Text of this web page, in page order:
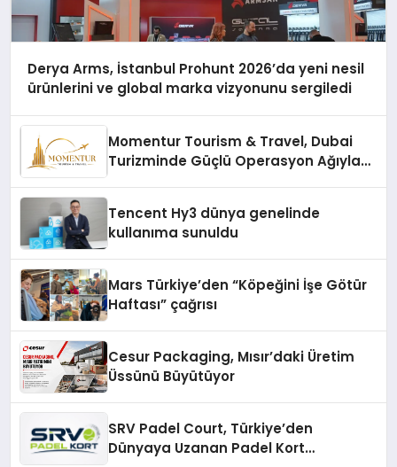
Derya Arms, İstanbul Prohunt 2026’da yeni nesil
ürünlerini ve global marka vizyonunu sergiledi
Momentur Tourism & Travel, Dubai
Turizminde Güçlü Operasyon Ağıyla
Tencent Hy3 dünya genelinde
kullanıma sunuldu
Mars Türkiye’den “Köpeğini İşe Götür
Haftası” çağrısı
Cesur Packaging, Mısır’daki Üretim
Üssünü Büyütüyor
SRV Padel Court, Türkiye’den
Dünyaya Uzanan Padel Kort